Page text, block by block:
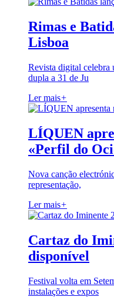
Rimas e
Lisboa
Revista digital celebra
dupla a 31 de Ju
Ler mais+
LÍQUEN
«Perfil do
Nova canção
representação,
Ler mais+
Cartaz do
disponível
Festival volta em
instalações e expos